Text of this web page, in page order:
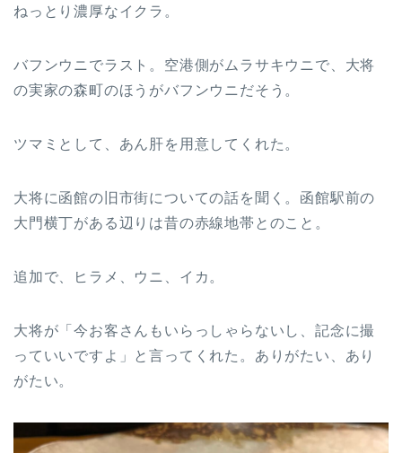
ねっとり濃厚なイクラ。
バフンウニでラスト。空港側がムラサキウニで、大将
の実家の森町のほうがバフンウニだそう。
ツマミとして、あん肝を用意してくれた。
大将に函館の旧市街についての話を聞く。函館駅前の
大門横丁がある辺りは昔の赤線地帯とのこと。
追加で、ヒラメ、ウニ、イカ。
大将が「今お客さんもいらっしゃらないし、記念に撮
っていいですよ」と言ってくれた。ありがたい、あり
がたい。